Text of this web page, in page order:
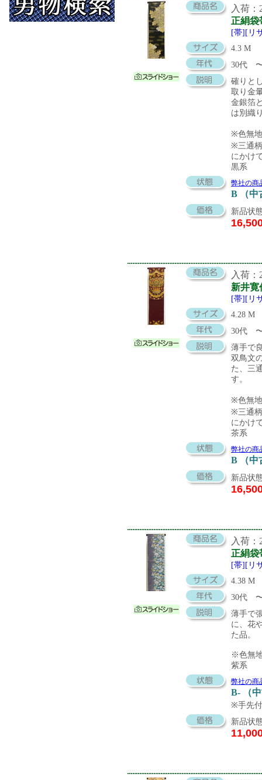
入荷：
正絹袋
[帯][リ
4.3 M
30代
確りと
取り金
金銀箔
は別織
※色無
※三通
にかけ
黒系
弊社の商
B （中
新品状
入荷：
新井寛
[帯][リ
4.28 M
30代
薄手で
双鳥文
た、三
す。
※色無
※三通
にかけ
茶系
弊社の商
B （中
新品状
入荷：
正絹袋
[帯][リ
4.38 M
30代
薄手で
に、花
た品。
※色無
紫系
弊社の商
B- （
※手先
新品状